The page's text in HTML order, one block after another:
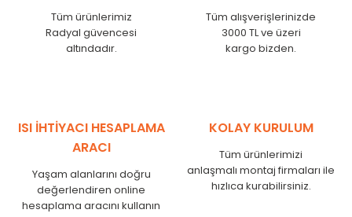
Tüm ürünlerimiz
Radyal güvencesi
altındadır.
Tüm alışverişlerinizde
3000 TL ve üzeri
kargo bizden.
ISI İHTİYACI HESAPLAMA
ARACI
Yaşam alanlarını doğru
değerlendiren online
hesaplama aracını kullanın
KOLAY KURULUM
Tüm ürünlerimizi
anlaşmalı montaj firmaları ile
hızlıca kurabilirsiniz.